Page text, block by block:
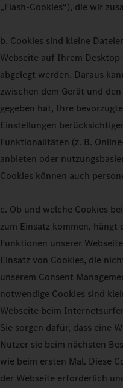
„Flash-Cookies“), die wir
b. Cookies sind kleine
Webseite auf Ihrem
abgelegt werden. Daraus
zwischen dem Gerät und
gegeben hat, Ihre
Einstellungen
Funktionalitäten (z. B.
anbieten oder
Cookies können auch
c. Ob und welche Cookies
zum Einsatz kommen, hängt
Funktionen unserer
Einsatz von Cookies, die
unserem Consent
notwendige Cookies sind
Webseite beim
Sie sorgen dafür, dass eine
Nutzer sie beim nächsten
wie beim ersten Mal. Diese
der Webseite erforderlich